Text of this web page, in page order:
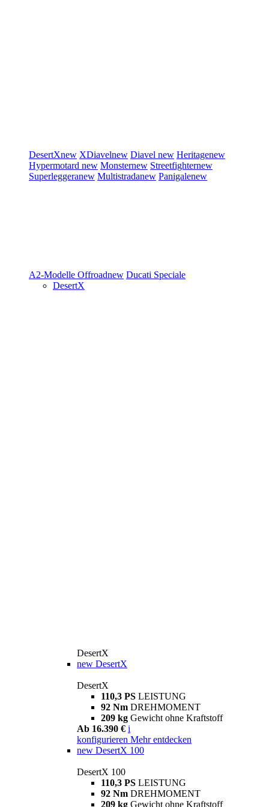
DesertXnew XDiavelnew Diavel new Heritagenew
Hypermotard new Monsternew Streetfighternew
Superleggeranew Multistradanew Panigalenew
A2-Modelle Offroadnew Ducati Speciale
DesertX
DesertX
new DesertX
DesertX
110,3 PS LEISTUNG
92 Nm DREHMOMENT
209 kg Gewicht ohne Kraftstoff
Ab 16.390 € i
konfigurieren Mehr entdecken
new DesertX 100
DesertX 100
110,3 PS LEISTUNG
92 Nm DREHMOMENT
209 kg Gewicht ohne Kraftstoff